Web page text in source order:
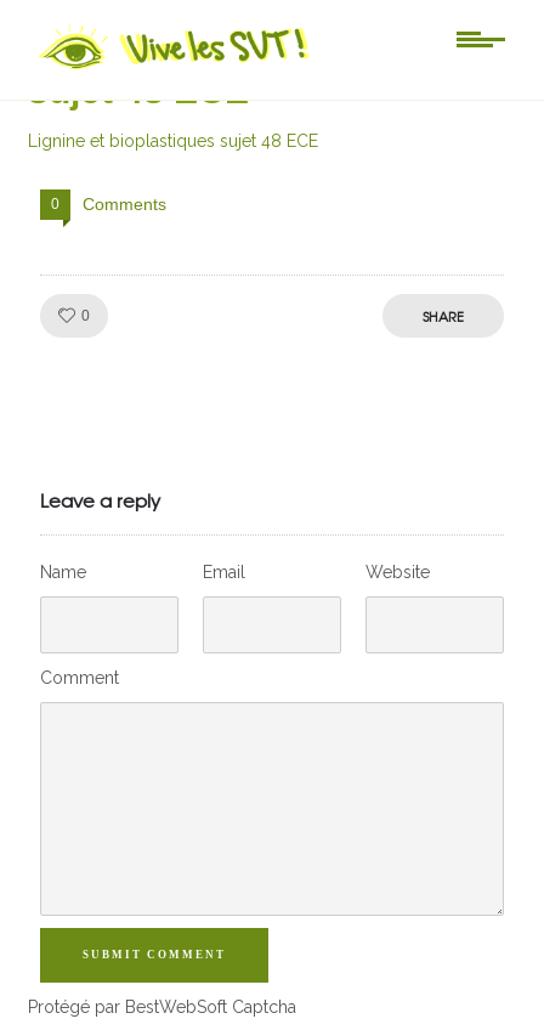
Lignine et bioplastiques
sujet 48 ECE
Lignine et bioplastiques sujet 48 ECE
0 Comments
0 SHARE
Leave a reply
Name Email Website
Comment
SUBMIT COMMENT
Protégé par BestWebSoft Captcha